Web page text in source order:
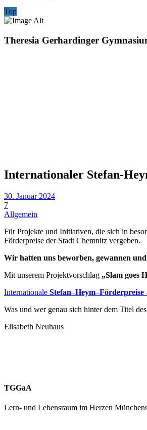
Top
Theresia Gerhardinger
Internationaler Stefan-
30. Januar 2024
7
Allgemein
Für Projekte und Initiativen, die sich in
Förderpreise der Stadt Chemnitz vergeben.
Wir hatten uns beworben, gewannen
Mit unserem Projektvorschlag „Slam goes
Internationale Stefan–Heym–Förderpreise
Was und wer genau sich hinter dem Titel
Elisabeth Neuhaus
TGGaA
Lern- und Lebensraum im Herzen